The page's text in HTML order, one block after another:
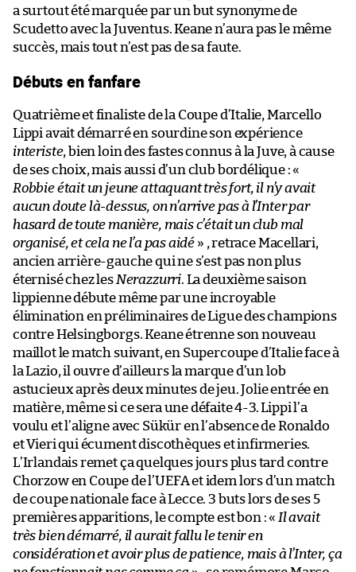
a surtout été marquée par un but synonyme de
Scudetto avec la Juventus. Keane n’aura pas le même
succès, mais tout n’est pas de sa faute.
Débuts en fanfare
Quatrième et finaliste de la Coupe d’Italie, Marcello
Lippi avait démarré en sourdine son expérience
interiste, bien loin des fastes connus à la Juve, à cause
de ses choix, mais aussi d’un club bordélique : «
Robbie était un jeune attaquant très fort, il n’y avait
aucun doute là-dessus, on n’arrive pas à l’Inter par
hasard de toute manière, mais c’était un club mal
organisé, et cela ne l’a pas aidé » , retrace Macellari,
ancien arrière-gauche qui ne s’est pas non plus
éternisé chez les Nerazzurri. La deuxième saison
lippienne débute même par une incroyable
élimination en préliminaires de Ligue des champions
contre Helsingborgs. Keane étrenne son nouveau
maillot le match suivant, en Supercoupe d’Italie face à
la Lazio, il ouvre d’ailleurs la marque d’un lob
astucieux après deux minutes de jeu. Jolie entrée en
matière, même si ce sera une défaite 4-3. Lippi l’a
voulu et l’aligne avec Sükür en l’absence de Ronaldo
et Vieri qui écument discothèques et infirmeries.
L’Irlandais remet ça quelques jours plus tard contre
Chorzow en Coupe de l’UEFA et idem lors d’un match
de coupe nationale face à Lecce. 3 buts lors de ses 5
premières apparitions, le compte est bon : « Il avait
très bien démarré, il aurait fallu le tenir en
considération et avoir plus de patience, mais à l’Inter, ça